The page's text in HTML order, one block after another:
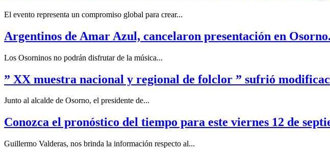
El evento representa un compromiso global para crear...
Argentinos de Amar Azul, cancelaron presentación en Osorno.
Los Osorninos no podrán disfrutar de la música...
” XX muestra nacional y regional de folclor ” sufrió
Junto al alcalde de Osorno, el presidente de...
Conozca el pronóstico del tiempo para este viernes 12 de
Guillermo Valderas, nos brinda la información respecto al...